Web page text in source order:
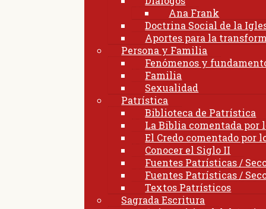
Ana Frank
Doctrina Social de la
Aportes para la
Persona y Familia
Fenómenos y
Familia
Sexualidad
Patrística
Biblioteca de Patrística
La Biblia comentada por
El Credo comentado por
Conocer el Siglo II
Fuentes Patrísticas /
Fuentes Patrísticas /
Textos Patrísticos
Sagrada Escritura